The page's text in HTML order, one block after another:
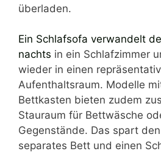
überladen.
Ein Schlafsofa verwandelt
nachts in ein Schlafzimmer
wieder in einen
Aufenthaltsraum. Modelle
Bettkasten bieten zudem
Stauraum für Bettwäsche
Gegenstände. Das spart
separates Bett und einen